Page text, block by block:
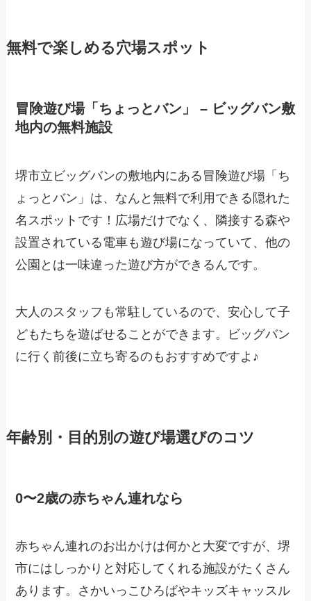
無料で楽しめる穴場スポット
冒険遊び場「ちょっとバン」 – ビッグバン敷
地内の無料施設
堺市立ビッグバンの敷地内にある冒険遊び場「ち
ょっとバン」は、なんと無料で利用できる隠れた
名スポットです！広場だけでなく、隣接する森や
設置されている電車も遊び場になっていて、他の
公園とは一味違った遊び方ができるんです。
大人のスタッフも常駐しているので、安心して子
どもたちを遊ばせることができます。ビッグバン
に行く前後に立ち寄るのもおすすめですよ♪
年齢別・目的別の遊び場選びのコツ
0〜2歳の赤ちゃん連れなら
赤ちゃん連れのお出かけは何かと大変ですが、堺
市にはしっかりと対応してくれる施設がたくさん
あります。さかいっこひろばやキッズキャッスル